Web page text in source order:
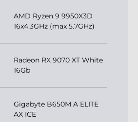
AMD Ryzen 9 9950X3D
16x4.3GHz (max 5.7GHz)
Radeon RX 9070 XT White
16Gb
Gigabyte B650M A ELITE
AX ICE